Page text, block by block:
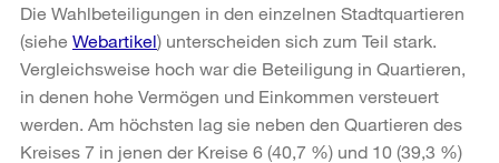
Die Wahlbeteiligungen in den einzelnen Stadtquartieren
(siehe Webartikel) unterscheiden sich zum Teil stark.
Vergleichsweise hoch war die Beteiligung in Quartieren,
in denen hohe Vermögen und Einkommen versteuert
werden. Am höchsten lag sie neben den Quartieren des
Kreises 7 in jenen der Kreise 6 (40,7 %) und 10 (39,3 %)